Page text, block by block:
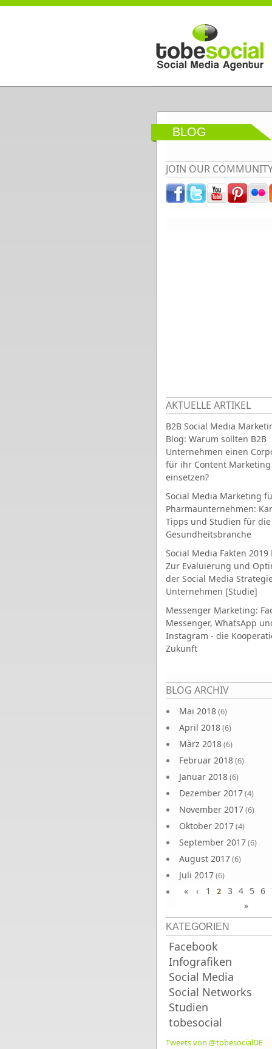
Direkt zum Inhalt
BLOG
JOIN OUR
AKTUELLE ARTIKEL
B2B Social Media
Blog: Warum sollten B2B
Unternehmen einen
für ihr Content Marketing
einsetzen?
Social Media Marketing
Pharmaunternehmen:
Tipps und Studien für die
Gesundheitsbranche
Social Media Fakten 2019
Zur Evaluierung und
der Social Media
Unternehmen [Studie]
Messenger Marketing:
Messenger, WhatsApp
Instagram - die
Zukunft
BLOG ARCHIV
Mai 2018(6)
April 2018(6)
März 2018(6)
Februar 2018(6)
Januar 2018(6)
Dezember 2017(4)
November 2017(6)
Oktober 2017(4)
September 2017(6)
August 2017(6)
Juli 2017(6)
Juni 2017(6)
Seiten
« ‹ 1 2 3 4 5 6
»
KATEGORIEN
Facebook
Infografiken
Social Media
Social Networks
Studien
tobesocial
Tweets von @tobesocialDE